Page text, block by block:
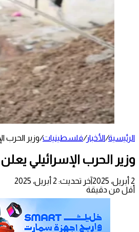
الرئيسية/الأخبار/فلسطينيات/وزير
وزير الحرب الإسرائيلي
2 أبريل، 2025
آخر تحديث: 2 أبريل، 2025
أقل من دقيقة